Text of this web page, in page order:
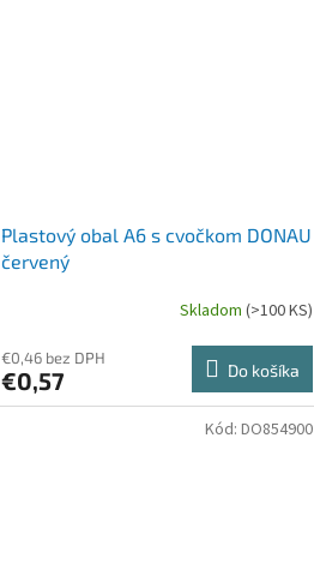
Plastový obal A6 s cvočkom DONAU
červený
Skladom (>100 KS)
€0,46 bez DPH
€0,57 Do košíka
Kód: DO854900